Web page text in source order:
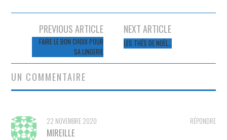
Navigation
articles
PREVIOUS ARTICLE
FAIRE LE BON CHOIX POUR
SA LINGERIE
NEXT ARTICLE
LES THÉS DE NOËL…
UN COMMENTAIRE
RÉPONDRE
22 NOVEMBRE 2020
MIREILLE